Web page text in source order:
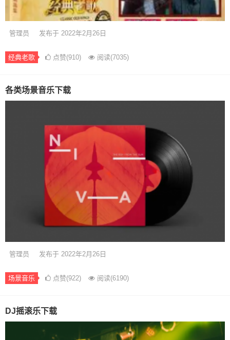
管理员 发布于 2022年2月26日
经典老歌 点赞(910) 阅读(7035)
各类场景音乐下载
管理员 发布于 2022年2月26日
场景音乐 点赞(922) 阅读(6190)
DJ摇滚乐下载